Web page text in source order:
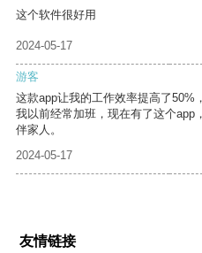
这个软件很好用
2024-05-17
游客
这款app让我的工作效率提高了50%
我以前经常加班，现在有了这个app
伴家人。
2024-05-17
友情链接